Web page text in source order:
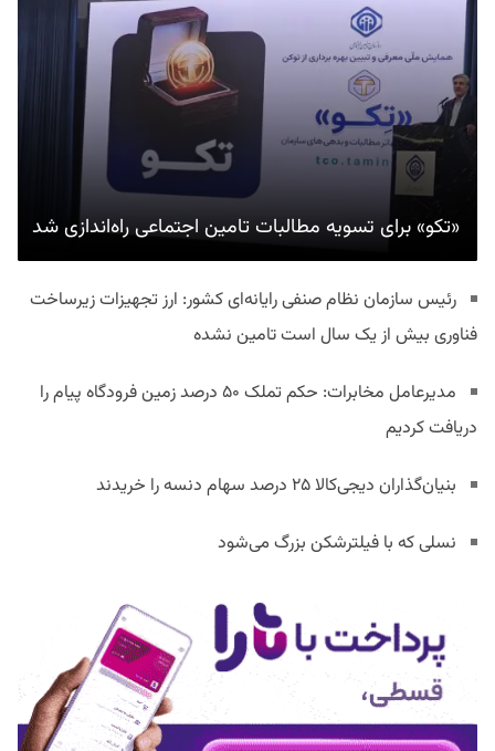
«تکو» برای تسویه مطالبات تامین اجتماعی راه‌اندازی شد
رئیس سازمان نظام صنفی رایانه‌ای کشور: ارز تجهیزات زیرساخت
فناوری بیش از یک سال است تامین نشده
مدیرعامل مخابرات: حکم تملک ۵۰ درصد زمین فرودگاه پیام را
دریافت کردیم
بنیان‌گذاران دیجی‌کالا ۲۵ درصد سهام دنسه را خریدند
نسلی که با فیلترشکن بزرگ می‌شود